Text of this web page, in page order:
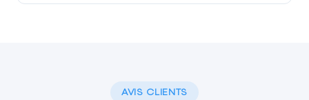
AVIS CLIENTS